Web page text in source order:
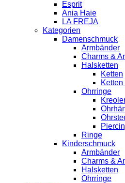
Esprit
Ania Haie
LA FREJA
Kategorien
Damenschmuck
Armbänder
Charms &
Halsketten
Ketten
Ohrringe
Ringe
Kinderschmuck
Armbänder
Charms &
Halsketten
Ohrringe